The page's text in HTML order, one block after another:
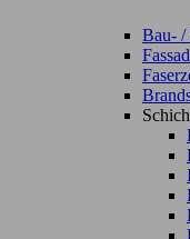
Bau- /